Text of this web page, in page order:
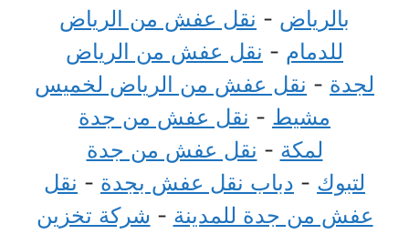
بالرياض - نقل عفش من الرياض
للدمام - نقل عفش من الرياض
لجدة - نقل عفش من الرياض لخميس
مشيط - نقل عفش من جدة
لمكة - نقل عفش من جدة
لتبوك - دباب نقل عفش بجدة - نقل
عفش من جدة للمدينة - شركة تخزين